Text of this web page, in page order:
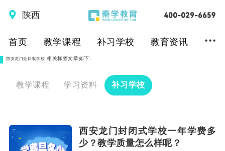
陕西
首页 教学课程 补习学校 教育资讯 ...
西安龙门全日制学校 相关标签文章如下:
教学课程 学习资料 补习学校
西安龙门封闭式学校一年学费多
少？教学质量怎么样呢？